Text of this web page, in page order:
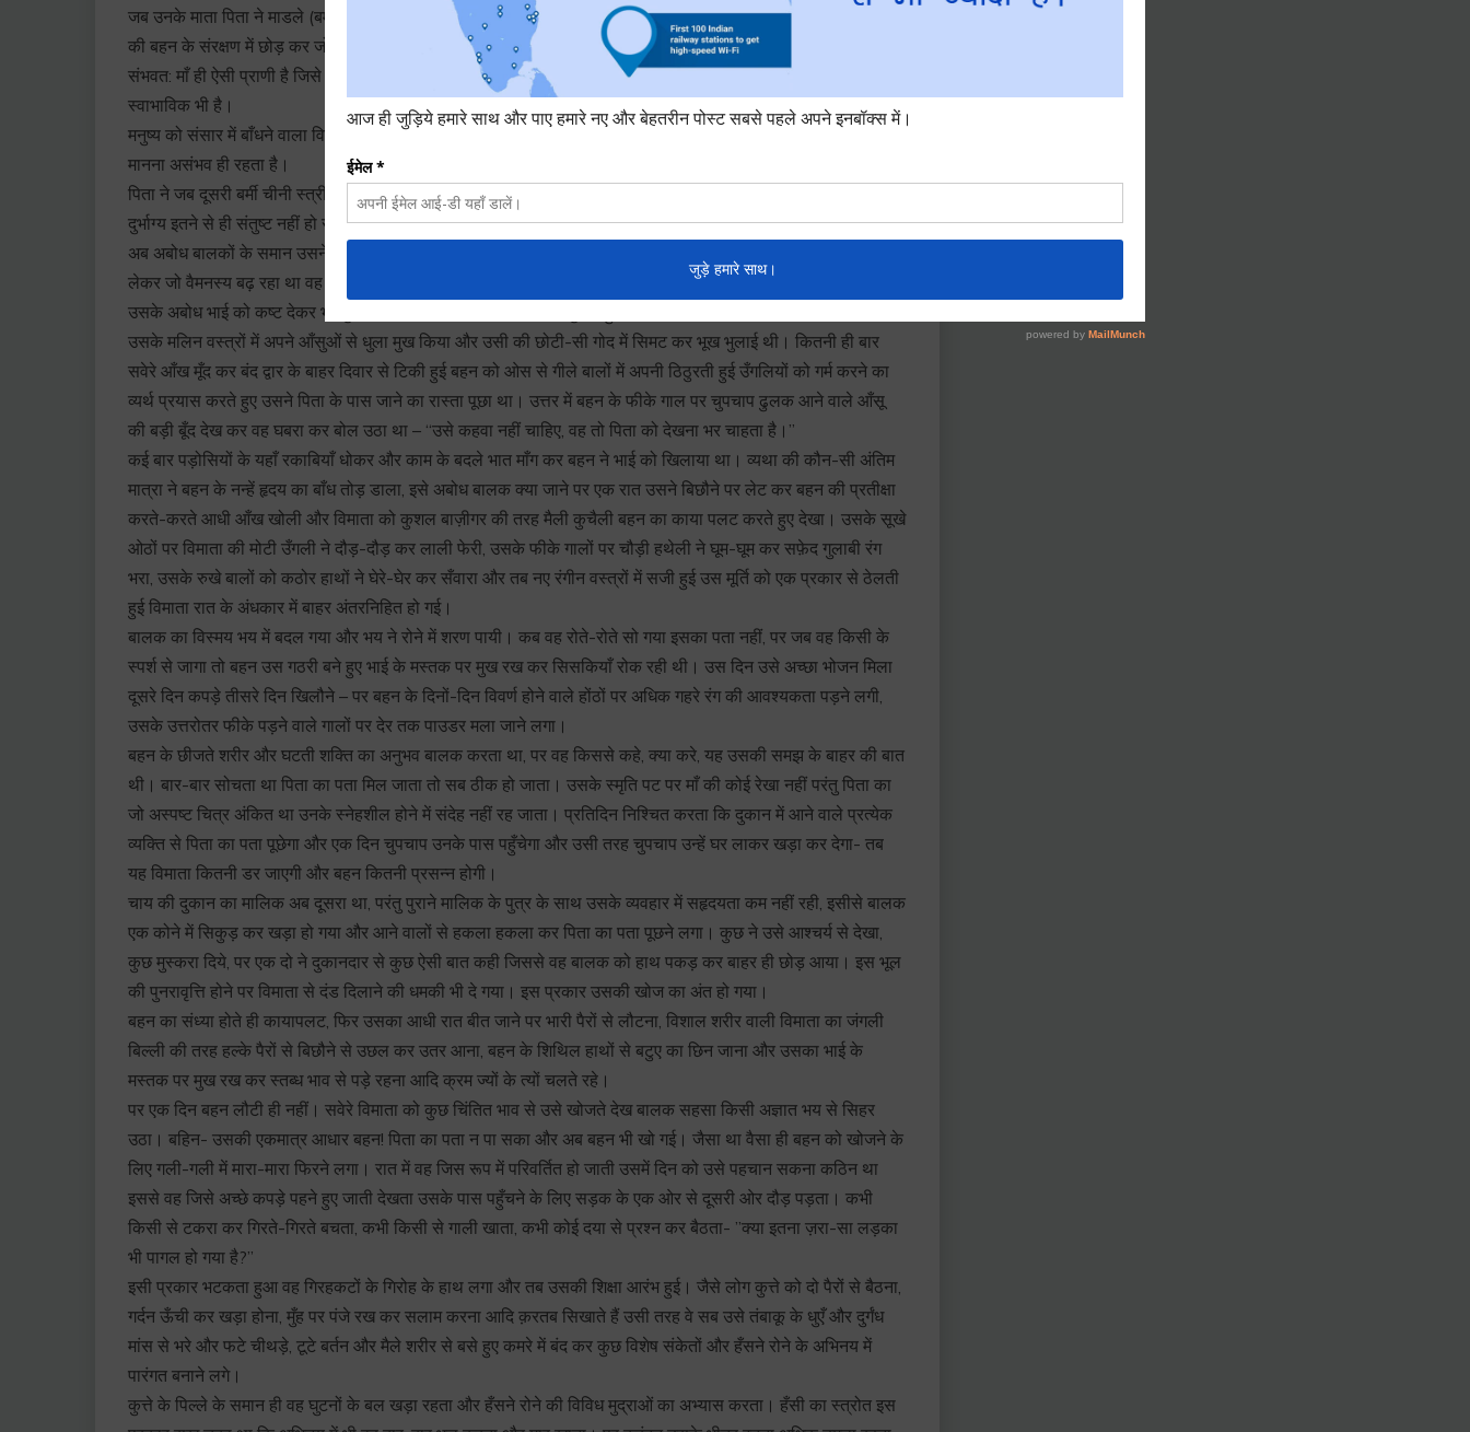
जब उनके माता पिता ने माडले (बर्मा) आकर चाय की छोटी दूकान खोली तब उसका जन्म नहीं हुआ था। उसे जन्म देकर और सात वर्ष
की बहन के संरक्षण में छोड़ कर जो परलोक सिधारी उस अनदेखी माँ के प्रति चीनी की श्रद्धा अटूट थी।
संभवत: माँ ही ऐसी प्राणी है जिसे कभी न देख पाने पर भी मनुष्य ऐसे स्मरण करता है जैसे उसके संबंध में जानना बाकी नहीं। यह
स्वाभाविक भी है।
मनुष्य को संसार में बाँधने वाला विधाता माता ही है इसी से उसे न मान कर संसार को न मानना सहज है। पर संसार को मानकर उसे
मानना असंभव ही रहता है।
पिता ने जब दूसरी बर्मी चीनी स्त्री को गृहणी पद पर अभिषिक्त किया तब उन मातृहीनों की यातना की कठोर कहानी आरंभ हुई।
दुर्भाग्य इतने से ही संतुष्ट नहीं हो सका क्यों कि उसके पाँचवें वर्ष में पैर रखते-रखते एक दुर्घटना में पिता ने भी प्राण खोए।
अब अबोध बालकों के समान उसने सहज ही अपनी परिस्थितियों से समझौता कर लिया पर बहन और विमाता में किसी प्रस्ताव को
लेकर जो वैमनस्य बढ़ रहा था वह इस समझौते को उत्तरातर विषाक्त बनाने लगा। किशोरी बालिका की अवज्ञा का बदला उसको नहीं
उसके अबोध भाई को कष्ट देकर भी चुकाया जाता था। अनेक बार उसने ठिठुरती हुई बहन की कंपित उँगलियों में अपना हाथ रख
उसके मलिन वस्त्रों में अपने आँसुओं से धुला मुख किया और उसी की छोटी-सी गोद में सिमट कर भूख भुलाई थी। कितनी ही बार
सवेरे आँख मूँद कर बंद द्वार के बाहर दिवार से टिकी हुई बहन को ओस से गीले बालों में अपनी ठिठुरती हुई उँगलियों को गर्म करने का
व्यर्थ प्रयास करते हुए उसने पिता के पास जाने का रास्ता पूछा था। उत्तर में बहन के फीके गाल पर चुपचाप ढुलक आने वाले आँसू
की बड़ी बूँद देख कर वह घबरा कर बोल उठा था – “उसे कहवा नहीं चाहिए, वह तो पिता को देखना भर चाहता है।”
कई बार पड़ोसियों के यहाँ रकाबियाँ धोकर और काम के बदले भात माँग कर बहन ने भाई को खिलाया था। व्यथा की कौन-सी अंतिम
मात्रा ने बहन के नन्हें हृदय का बाँध तोड़ डाला, इसे अबोध बालक क्या जाने पर एक रात उसने बिछौने पर लेट कर बहन की प्रतीक्षा
करते-करते आधी आँख खोली और विमाता को कुशल बाज़ीगर की तरह मैली कुचैली बहन का काया पलट करते हुए देखा। उसके सूखे
ओठों पर विमाता की मोटी उँगली ने दौड़-दौड़ कर लाली फेरी, उसके फीके गालों पर चौड़ी हथेली ने घूम-घूम कर सफ़ेद गुलाबी रंग
भरा, उसके रुखे बालों को कठोर हाथों ने घेरे-घेर कर सँवारा और तब नए रंगीन वस्त्रों में सजी हुई उस मूर्ति को एक प्रकार से ठेलती
हुई विमाता रात के अंधकार में बाहर अंतरनिहित हो गई।
बालक का विस्मय भय में बदल गया और भय ने रोने में शरण पायी। कब वह रोते-रोते सो गया इसका पता नहीं, पर जब वह किसी के
स्पर्श से जागा तो बहन उस गठरी बने हुए भाई के मस्तक पर मुख रख कर सिसकियाँ रोक रही थी। उस दिन उसे अच्छा भोजन मिला
दूसरे दिन कपड़े तीसरे दिन खिलौने – पर बहन के दिनों-दिन विवर्ण होने वाले होंठों पर अधिक गहरे रंग की आवश्यकता पड़ने लगी,
उसके उत्तरोतर फीके पड़ने वाले गालों पर देर तक पाउडर मला जाने लगा।
बहन के छीजते शरीर और घटती शक्ति का अनुभव बालक करता था, पर वह किससे कहे, क्या करे, यह उसकी समझ के बाहर की बात
थी। बार-बार सोचता था पिता का पता मिल जाता तो सब ठीक हो जाता। उसके स्मृति पट पर माँ की कोई रेखा नहीं परंतु पिता का
जो अस्पष्ट चित्र अंकित था उनके स्नेहशील होने में संदेह नहीं रह जाता। प्रतिदिन निश्चित करता कि दुकान में आने वाले प्रत्येक
व्यक्ति से पिता का पता पूछेगा और एक दिन चुपचाप उनके पास पहुँचेगा और उसी तरह चुपचाप उन्हें घर लाकर खड़ा कर देगा- तब
यह विमाता कितनी डर जाएगी और बहन कितनी प्रसन्न होगी।
चाय की दुकान का मालिक अब दूसरा था, परंतु पुराने मालिक के पुत्र के साथ उसके व्यवहार में सहृदयता कम नहीं रही, इसीसे बालक
एक कोने में सिकुड़ कर खड़ा हो गया और आने वालों से हकला हकला कर पिता का पता पूछने लगा। कुछ ने उसे आश्चर्य से देखा,
कुछ मुस्करा दिये, पर एक दो ने दुकानदार से कुछ ऐसी बात कही जिससे वह बालक को हाथ पकड़ कर बाहर ही छोड़ आया। इस भूल
की पुनरावृत्ति होने पर विमाता से दंड दिलाने की धमकी भी दे गया। इस प्रकार उसकी खोज का अंत हो गया।
बहन का संध्या होते ही कायापलट, फिर उसका आधी रात बीत जाने पर भारी पैरों से लौटना, विशाल शरीर वाली विमाता का जंगली
बिल्ली की तरह हल्के पैरों से बिछौने से उछल कर उतर आना, बहन के शिथिल हाथों से बटुए का छिन जाना और उसका भाई के
मस्तक पर मुख रख कर स्तब्ध भाव से पड़े रहना आदि क्रम ज्यों के त्यों चलते रहे।
पर एक दिन बहन लौटी ही नहीं। सवेरे विमाता को कुछ चिंतित भाव से उसे खोजते देख बालक सहसा किसी अज्ञात भय से सिहर
उठा। बहिन- उसकी एकमात्र आधार बहन! पिता का पता न पा सका और अब बहन भी खो गई। जैसा था वैसा ही बहन को खोजने के
लिए गली-गली में मारा-मारा फिरने लगा। रात में वह जिस रूप में परिवर्तित हो जाती उसमें दिन को उसे पहचान सकना कठिन था
इससे वह जिसे अच्छे कपड़े पहने हुए जाती देखता उसके पास पहुँचने के लिए सड़क के एक ओर से दूसरी ओर दौड़ पड़ता। कभी
किसी से टकरा कर गिरते-गिरते बचता, कभी किसी से गाली खाता, कभी कोई दया से प्रश्न कर बैठता- ”क्या इतना ज़रा-सा लड़का
भी पागल हो गया है?”
इसी प्रकार भटकता हुआ वह गिरहकटों के गिरोह के हाथ लगा और तब उसकी शिक्षा आरंभ हुई। जैसे लोग कुत्ते को दो पैरों से बैठना,
गर्दन ऊँची कर खड़ा होना, मुँह पर पंजे रख कर सलाम करना आदि क़रतब सिखाते हैं उसी तरह वे सब उसे तंबाकू के धुएँ और दुर्गंध
मांस से भरे और फटे चीथड़े, टूटे बर्तन और मैले शरीर से बसे हुए कमरे में बंद कर कुछ विशेष संकेतों और हँसने रोने के अभिनय में
पारंगत बनाने लगे।
कुत्ते के पिल्ले के समान ही वह घुटनों के बल खड़ा रहता और हँसने रोने की विविध मुद्राओं का अभ्यास करता। हँसी का स्त्रोत इस